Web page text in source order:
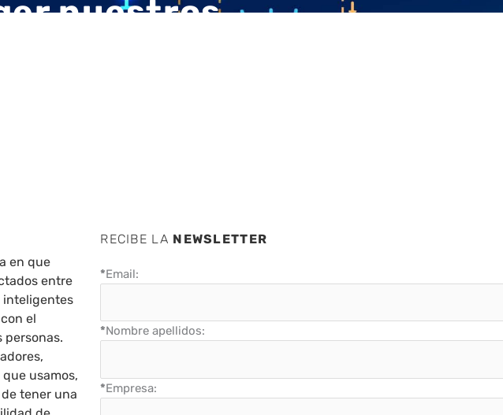
nuestros
en que
entre
inteligentes
el
personas.
usamos,
tener una
RECIBE LA NEWSLETTER
*Email:
*Nombre apellidos:
*Empresa: